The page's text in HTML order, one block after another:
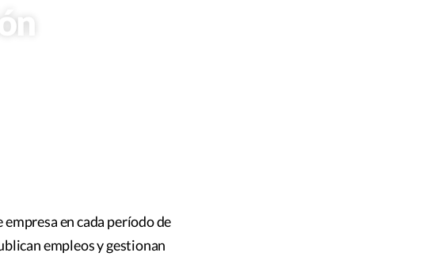
en cada período de
empleos y gestionan